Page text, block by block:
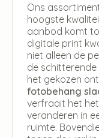
Ons
hoogste
aanbod komt
digitale print
niet alleen de
de
het gekozen
fotobehang
verfraait het
veranderen in
ruimte.